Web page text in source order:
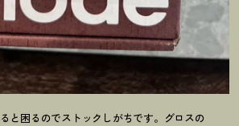
と困るのでストックしがちです。グロスの